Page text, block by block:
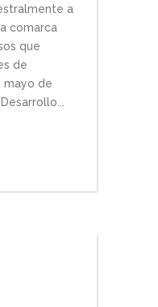
a
comarca
que
de
mayo de